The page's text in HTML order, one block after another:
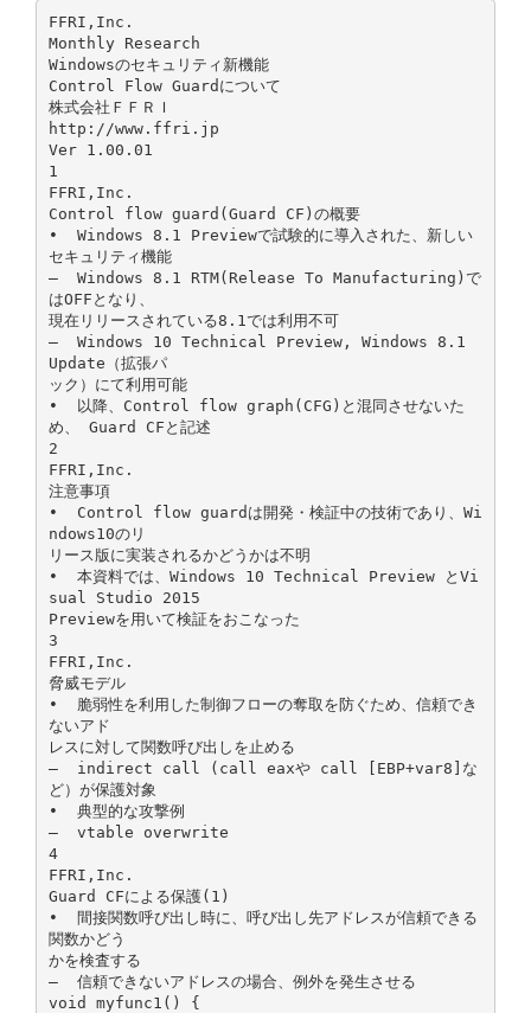
FFRI,Inc.
Monthly Research
Windowsのセキュリティ新機能
Control Flow Guardについて
株式会社ＦＦＲＩ
http://www.ffri.jp
Ver 1.00.01
1
FFRI,Inc.
Control flow guard(Guard CF)の概要
• Windows 8.1 Previewで試験的に導入された、新しい
セキュリティ機能
– Windows 8.1 RTM(Release To Manufacturing)で
はOFFとなり、
現在リリースされている8.1では利用不可
– Windows 10 Technical Preview, Windows 8.1
Update（拡張パ
ック）にて利用可能
• 以降、Control flow graph(CFG)と混同させないた
め、 Guard CFと記述
2
FFRI,Inc.
注意事項
• Control flow guardは開発・検証中の技術であり、Wi
ndows10のリ
リース版に実装されるかどうかは不明
• 本資料では、Windows 10 Technical Preview とVi
sual Studio 2015
Previewを用いて検証をおこなった
3
FFRI,Inc.
脅威モデル
• 脆弱性を利用した制御フローの奪取を防ぐため、信頼でき
ないアド
レスに対して関数呼び出しを止める
– indirect call (call eaxや call [EBP+var8]な
ど）が保護対象
• 典型的な攻撃例
– vtable overwrite
4
FFRI,Inc.
Guard CFによる保護(1)
• 間接関数呼び出し時に、呼び出し先アドレスが信頼できる
関数かどう
かを検査する
– 信頼できないアドレスの場合、例外を発生させる
void myfunc1() {